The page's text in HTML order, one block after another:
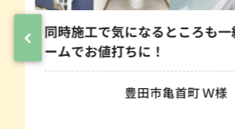
あたたかいお風呂へ変
へ浴室リフォーム！
豊田市青木町